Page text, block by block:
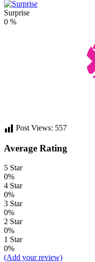
Surprise
0 %
Post Views: 557
Average Rating
5 Star
0%
4 Star
0%
3 Star
0%
2 Star
0%
1 Star
0%
(Add your review)